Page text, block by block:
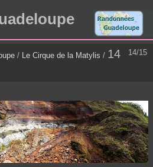
14/15
/ Le Cirque de la Matylis / 14